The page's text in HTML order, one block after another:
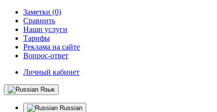
Заметки (0)
Сравнить
Наши услуги
Тарифы
Реклама на сайте
Вопрос-ответ
Личный кабинет
Язык
Russian